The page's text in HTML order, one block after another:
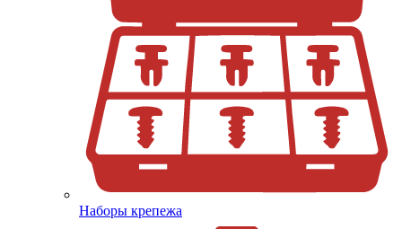
Наборы крепежа